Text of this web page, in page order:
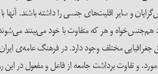
و سایر اقلیت‌های جنسی را داشته باشند.
هم‌جنس‌خواه و هر که متفاوت با خود می‌بینند
مختلف وجود دارد. در فرهنگ عامه‌ی
برداشت جامعه از فاعل و مفعول در این